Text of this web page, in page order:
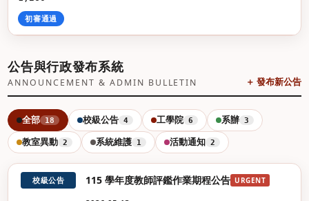
初審通過
公告與行政發布系統
ANNOUNCEMENT & ADMIN BULLETIN ＋ 發布新公告
全部 18 校級公告 4 工學院 6 系辦 3
教室異動 2 系統維護 1 活動通知 2
校級公告 115 學年度教師評鑑作業期程公告 URGENT